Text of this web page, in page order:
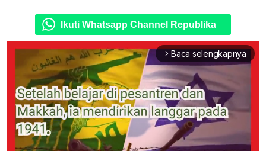
Ikuti Whatsapp Channel Republika
arrow_forward_ios Baca selengkapnya